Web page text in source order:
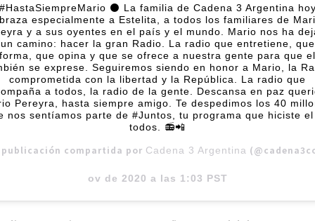
⚫️ La familia de Cadena 3 Argentina
especialmente a Estelita, a todos los familiares de
y a sus oyentes en el país y el mundo. Mario nos ha
un camino: hacer la gran Radio. La radio que entretiene, que
que opina y que se ofrece a nuestra gente para que
se exprese. Seguiremos siendo en honor a Mario, la
comprometida con la libertad y la República. La radio que
a todos, la radio de la gente. Descansa en paz
Pereyra, hasta siempre amigo. Te despedimos los 40
nos sentíamos parte de #Juntos, tu programa que hiciste
todos. 📻📲
publicación compartida por Cadena 3 Argentina
ov de 2020 a las 1:03 PST